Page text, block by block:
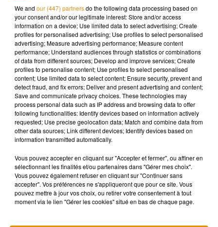
Covid-19 dans les trois jours avant le concert.
Face à l’épidémie, les acteurs du monde culturel regorgent
d’imagination.Il y a quelques semaines aux Etats-Unis, un
groupe de rock avait organisé un concert dans des bulles
géantes en plastique.De leur côté, des chercheurs
allemands ont mené une étude sur le sujet.Selon eux, il
serait possible de faire des concerts malgré le contexte
sanitaire.Sous réserve notamment de respecter une
distanciation et en ventilant la salle.
7 août 2026
Madonna sort enfin le remix de « Love
Sensation » avec Kylie Minogue
We and our (447) partnersdo the following data processing based on
your consent and/or our legitimate interest: Store and/or access
information on a device; Use limited data to select advertising; Create
profiles for personalised advertising; Use profiles to select personalised
advertising; Measure advertising performance; Measure content
performance; Understand audiences through statistics or combinations
of data from different sources; Develop and improve services; Create
profiles to personalise content; Use profiles to select personalised
content; Use limited data to select content; Ensure security, prevent and
detect fraud, and fix errors; Deliver and present advertising and content;
Save and communicate privacy choices. These technologies may
process personal data such as IP address and browsing data to offer
following functionalities: Identify devices based on information actively
requested; Use precise geolocation data; Match and combine data from
other data sources; Link different devices; Identify devices based on
information transmitted automatically.
Vous pouvez accepter en cliquant sur "Accepter et fermer", ou affiner en
sélectionnant les finalités et/ou partenaires dans "Gérer mes choix".
Vous pouvez également refuser en cliquant sur "Continuer sans
accepter". Vos préférences ne s'appliqueront que pour ce site. Vous
pouvez mettre à jour vos choix, ou retirer votre consentement à tout
moment via le lien "Gérer les cookies" situé en bas de chaque page.